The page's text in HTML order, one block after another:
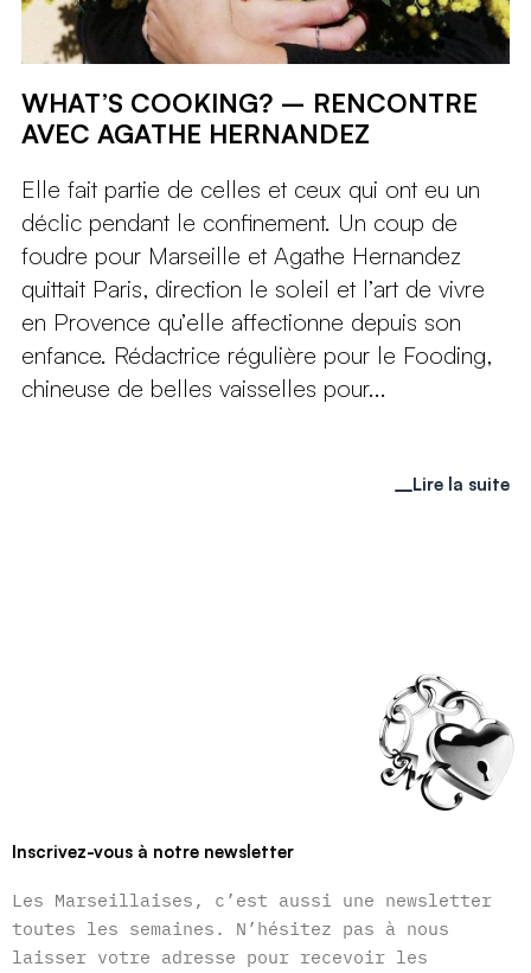
WHAT’S COOKING? – RENCONTRE
AVEC AGATHE HERNANDEZ
Elle fait partie de celles et ceux qui ont eu un
déclic pendant le confinement. Un coup de
foudre pour Marseille et Agathe Hernandez
quittait Paris, direction le soleil et l’art de vivre
en Provence qu’elle affectionne depuis son
enfance. Rédactrice régulière pour le Fooding,
chineuse de belles vaisselles pour...
Lire la suite
Inscrivez-vous à notre newsletter
Les Marseillaises, c’est aussi une newsletter
toutes les semaines. N’hésitez pas à nous
laisser votre adresse pour recevoir les